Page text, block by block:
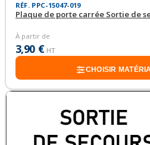
RÉF. PPC-15047-019
Plaque de porte carrée Sortie de
À partir de
3,90 € HT
CHOISIR